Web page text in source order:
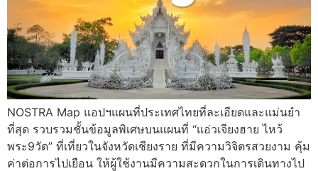
NOSTRA Map แอปฯแผนที่ประเทศไทยที่ละเอียดและแม่นยำ
ที่สุด รวบรวมชั้นข้อมูลพิเศษบนแผนที่ “แอ่วเจียงฮาย ไหว้
พระ9วัด” ที่เที่ยวในจังหวัดเชียงราย ที่มีความวิจิตรสวยงาม คุ้ม
ค่าต่อการไปเยือน ให้ผู้ใช้งานมีความสะดวกในการเดินทางไป